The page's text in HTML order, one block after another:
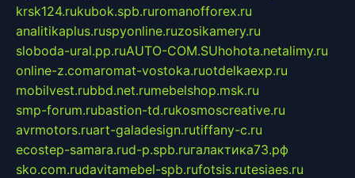
krsk124.rukubok.spb.ruromanofforex.ru
analitikaplus.ruspyonline.ruzosikamery.ru
sloboda-ural.pp.ruAUTO-COM.SUhohota.netalimy.ru
online-z.comaromat-vostoka.ruotdelkaexp.ru
mobilvest.rubbd.net.rumebelshop.msk.ru
smp-forum.rubastion-td.rukosmoscreative.ru
avrmotors.ruart-galadesign.rutiffany-c.ru
ecostep-samara.rud-p.spb.ruгалактика73.рф
sko.com.rudavitamebel-spb.rufotsis.rutesiaes.ru